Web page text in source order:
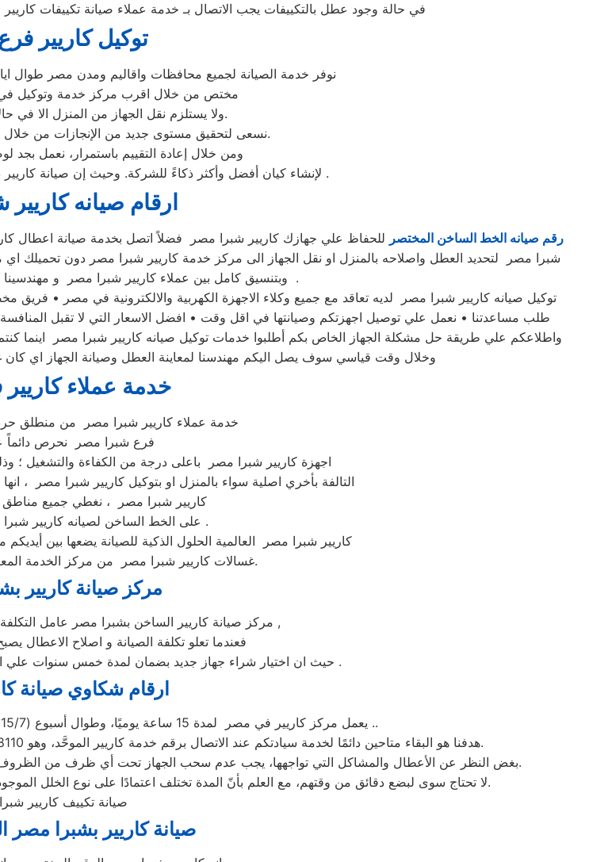
في حالة وجود عطل بالتكييفات يجب الاتصال بـ خدمة عملاء صيانة تكييفات
توكيل كاريير
نوفر خدمة الصيانة لجميع محافظات واقاليم ومدن مصر طوال
مختص من خلال اقرب مركز خدمة وتوكيل في
ولا يستلزم نقل الجهاز من المنزل الا في حالات نادرة او اعطال كبيرة.
نسعى لتحقيق مستوى جديد من الإنجازات من خلال تحدي ومواجة طريقة تفكيرنا دائمًا.
ومن خلال إعادة التقييم باستمرار، نعمل بجد
لإنشاء كيان أفضل وأكثر ذكاءً للشركة. وحيث إن صيانة كاريير دوت كوم في تقدم وتطور في اتجاهات جديدة .
ارقام صيانه
رقم صيانه الخط الساخن المختصر
شبرا مصر لتحديد العطل واصلاحه بالمنزل او نقل الجهاز الى مركز خدمة كاريير شبرا مصر دون
وبتنسيق كامل بين عملاء كاريير شبرا مصر و مهندسينا في مختلف مناطق محافظة شبرا مصر .
طلب مساعدتنا • نعمل علي توصيل اجهزتكم وصيانتها في اقل وقت • افضل الاسعار التي لا تقبل
واطلاعكم علي طريقة حل مشكلة الجهاز الخاص بكم أطلبوا خدمات توكيل صيانه كاريير شبرا مصر اينما
وخلال وقت قياسي سوف يصل اليكم مهندسنا لمعاينة العطل وصيانة الجهاز اي
خدمة عملاء
خدمة عملاء كاريير شبرا مصر من منطلق
فرع شبرا مصر نحرص دائماً
اجهزة كاريير شبرا مصر باعلى درجة من الكفاءة والتشغيل ؛
التالفة بأخري اصلية سواء بالمنزل او بتوكيل كاريير شبرا مصر ،
كاريير شبرا مصر ، نغطي جميع مناطق
على الخط الساخن لصيانه كاريير شبرا مصر 01095999314 .
كاريير شبرا مصر العالمية الحلول الذكية للصيانة يضعها بين
غسالات كاريير شبرا مصر من مركز الخدمة المعتمد رقم تليفون 01010916814.
مركز صيانة كاريير
مركز صيانة كاريير الساخن بشبرا مصر عامل التكلفة من اهم عوامل نجاح عملية الاصلاح ,
فعندما تعلو تكلفة الصيانة و اصلاح الاعطال
حيث ان اختيار شراء جهاز جديد بضمان لمدة خمس سنوات علي الاقل و بيع الجهاز القديم يكون هو الاختيار الأمثل .
ارقام شكاوي صيانة
يعمل مركز كاريير في مصر لمدة 15 ساعة يوميًا، وطوال أسبوع (15/7)، لاستقبال بلاغات الأعطال كاريير والشكاوى في مصر ..
هدفنا هو البقاء متاحين دائمًا لخدمة سيادتكم عند الاتصال برقم خدمة كاريير الموحَّد، وهو 01154008110. نحن نؤدي صيانة لأي جهاز من جهزة كاريير في مصر بحضرتكم.
بغض النظر عن الأعطال والمشاكل التي تواجهها، يجب عدم سحب الجهاز تحت أي ظرف من الظروف. يتم تنفيذ الصيانة على يد فنيي كاريير في مدينة مصر بشكلٍ فوري عند حضورهم.
لا تحتاج سوى لبضع دقائق من وقتهم، مع العلم بأنّ المدة تختلف اعتمادًا على نوع الخلل الموجود. نقوم بصيانة أجهزة كاريير الموجودة في مصر فقط، ولا نبيع قطع الغيار لها.
صيانة تكييف كاريير
صيانة كاريير بشبرا